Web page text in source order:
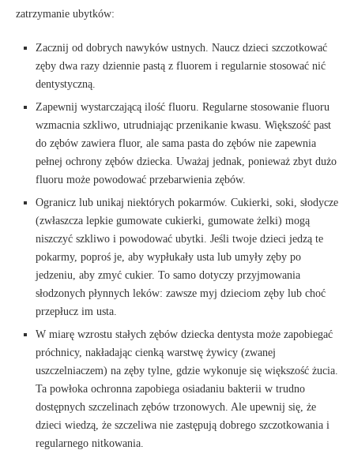
zatrzymanie ubytków:
Zacznij od dobrych nawyków ustnych. Naucz dzieci szczotkować
zęby dwa razy dziennie pastą z fluorem i regularnie stosować nić
dentystyczną.
Zapewnij wystarczającą ilość fluoru. Regularne stosowanie fluoru
wzmacnia szkliwo, utrudniając przenikanie kwasu. Większość past
do zębów zawiera fluor, ale sama pasta do zębów nie zapewnia
pełnej ochrony zębów dziecka. Uważaj jednak, ponieważ zbyt dużo
fluoru może powodować przebarwienia zębów.
Ogranicz lub unikaj niektórych pokarmów. Cukierki, soki, słodycze
(zwłaszcza lepkie gumowate cukierki, gumowate żelki) mogą
niszczyć szkliwo i powodować ubytki. Jeśli twoje dzieci jedzą te
pokarmy, poproś je, aby wypłukały usta lub umyły zęby po
jedzeniu, aby zmyć cukier. To samo dotyczy przyjmowania
słodzonych płynnych leków: zawsze myj dzieciom zęby lub choć
przepłucz im usta.
W miarę wzrostu stałych zębów dziecka dentysta może zapobiegać
próchnicy, nakładając cienką warstwę żywicy (zwanej
uszczelniaczem) na zęby tylne, gdzie wykonuje się większość żucia.
Ta powłoka ochronna zapobiega osiadaniu bakterii w trudno
dostępnych szczelinach zębów trzonowych. Ale upewnij się, że
dzieci wiedzą, że szczeliwa nie zastępują dobrego szczotkowania i
regularnego nitkowania.